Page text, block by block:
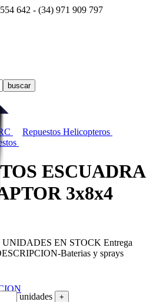
642 - (34) 971 909 797
Repuestos Helicopteros
ESCUADRA
3x8x4
EN STOCK Entrega
Baterias y sprays
unidades +